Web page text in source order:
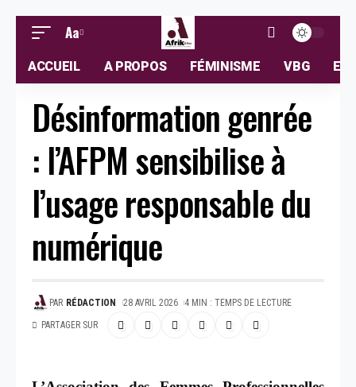
Aa
ACCUEIL A PROPOS FÉMINISME VBG
Désinformation genrée
: l’AFPM sensibilise à
l’usage responsable du
numérique
PAR RÉDACTION 28 AVRIL 2026 4 MIN : TEMPS DE LECTURE
PARTAGER SUR